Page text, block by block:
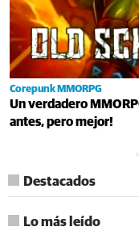
Corepunk MMORPG
Un verdadero
antes, pero mejor!
Destacados
Lo más leído